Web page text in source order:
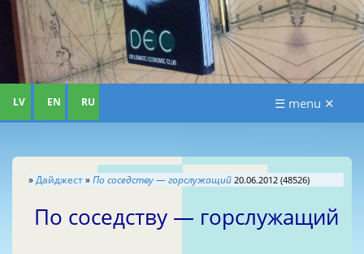
LV EN RU ☰ menu ✕
»Дайджест»По соседству — горслужащий 20.06.2012 (48526)
По соседству — горслужащий